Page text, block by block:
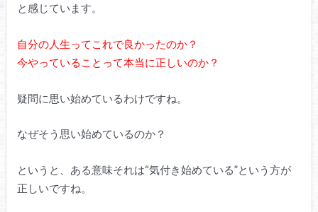
と感じています。
自分の人生ってこれで良かったのか？
今やっていることって本当に正しいのか？
疑問に思い始めているわけですね。
なぜそう思い始めているのか？
というと、ある意味それは“気付き始めている”という方が
正しいですね。